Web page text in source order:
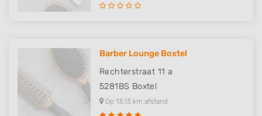
Barber Lounge Boxtel
Rechterstraat 11 a
5281BS Boxtel
Op 13,13 km afstand